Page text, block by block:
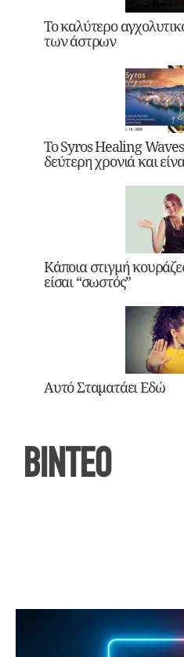
Το καλύτερο
των άστρων
Το Syros Healing
δεύτερη χρονιά και
Κάποια στιγμή
είσαι “σωστός”
Αυτό Σταματάει Εδώ
ΒΙΝΤΕΟ